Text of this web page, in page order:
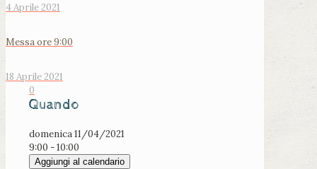
4 Aprile 2021
Messa ore 9:00
18 Aprile 2021
0
Quando
domenica 11/04/2021
9:00 - 10:00
Aggiungi al calendario